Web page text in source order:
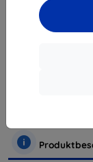
ausverkauft